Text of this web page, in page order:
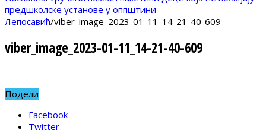
предшколске установе у оппштини
Лепосавић/viber_image_2023-01-11_14-21-40-609
viber_image_2023-01-11_14-21-40-609
Подели
Facebook
Twitter